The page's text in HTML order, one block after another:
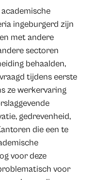
ingeburgerd zijn
met andere
sectoren
behaalden,
tijdens eerste
ze werkervaring
gedrevenheid,
die een te
voor deze
voor